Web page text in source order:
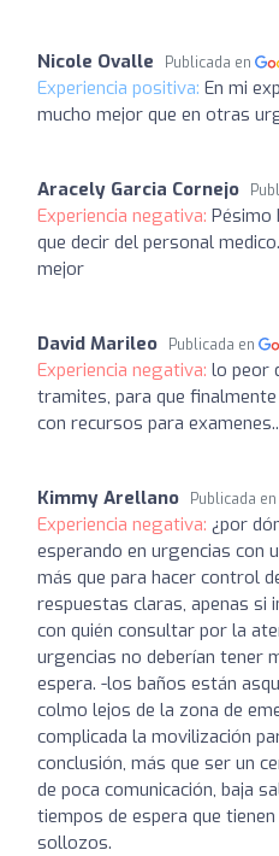
Nicole Ovalle Publicada en
Experiencia positiva: En mi
mucho mejor que en otras
Aracely Garcia Cornejo
Experiencia negativa: Pésimo
que decir del personal
mejor
David Marileo Publicada en
Experiencia negativa: lo peor
tramites, para que
con recursos para
Kimmy Arellano Publicada en
Experiencia negativa: ¿por
esperando en urgencias con
más que para hacer control
respuestas claras, apenas si
con quién consultar por la
urgencias no deberían tener
espera. -los baños están
colmo lejos de la zona de
complicada la movilización
conclusión, más que ser un
de poca comunicación, baja
tiempos de espera que
sollozos.